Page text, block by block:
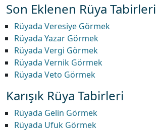
Son Eklenen Rüya Tabirleri
Rüyada Veresiye Görmek
Rüyada Yazar Görmek
Rüyada Vergi Görmek
Rüyada Vernik Görmek
Rüyada Veto Görmek
Karışık Rüya Tabirleri
Rüyada Gelin Görmek
Rüyada Ufuk Görmek